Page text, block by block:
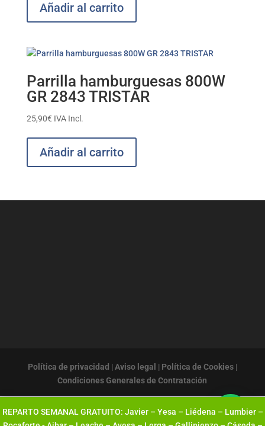
REPARTO SEMANAL GRATUITO: Javier – Yesa – Liédena – Lumbier –
Añadir al carrito
Parrilla hamburguesas 800W
GR 2843 TRISTAR
25,90€ IVA Incl.
Añadir al carrito
Política de privacidad | Aviso legal | Política de Cookies|
Condiciones Generales de Contratación